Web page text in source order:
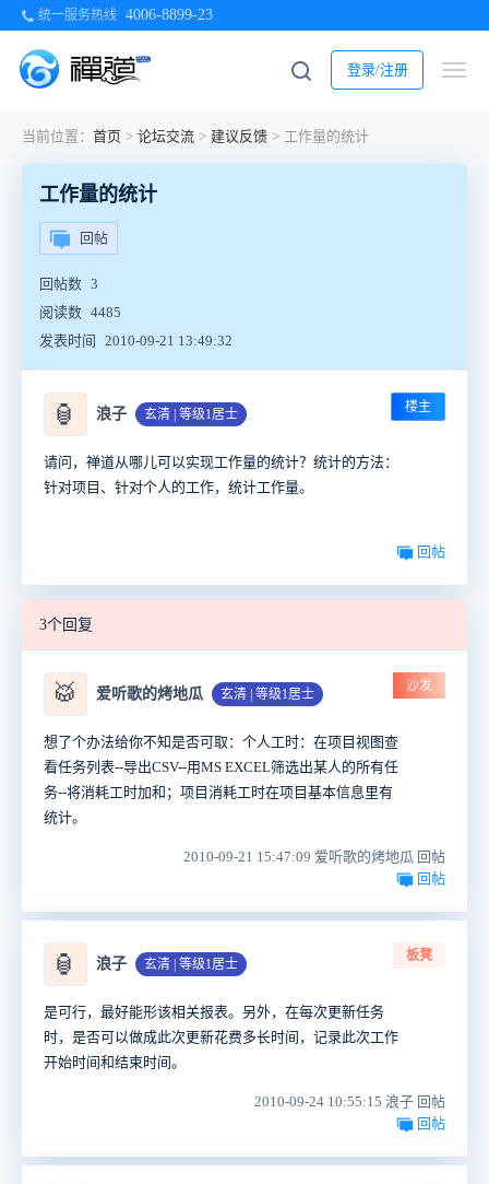
统一服务热线 4006-8899-23
登录/注册
当前位置： 首页 > 论坛交流 > 建议反馈 > 工作量的统计
工作量的统计
回帖
回帖数 3
阅读数 4485
发表时间
2010-09-21 13:49:32
🏮 浪子 玄清 | 等级1居士 楼主
请问，禅道从哪儿可以实现工作量的统计？统计的方法：
针对项目、针对个人的工作，统计工作量。
回帖
3个回复
🥁 爱听歌的烤地瓜 玄清 | 等级1居士
沙发
想了个办法给你不知是否可取：个人工时：在项目视图查
看任务列表--导出CSV--用MS EXCEL筛选出某人的所有任
务--将消耗工时加和；项目消耗工时在项目基本信息里有
统计。
2010-09-21 15:47:09 爱听歌的烤地瓜 回帖
回帖
🏮 浪子 玄清 | 等级1居士
板凳
是可行，最好能形该相关报表。另外，在每次更新任务
时，是否可以做成此次更新花费多长时间，记录此次工作
开始时间和结束时间。
2010-09-24 10:55:15 浪子 回帖
回帖